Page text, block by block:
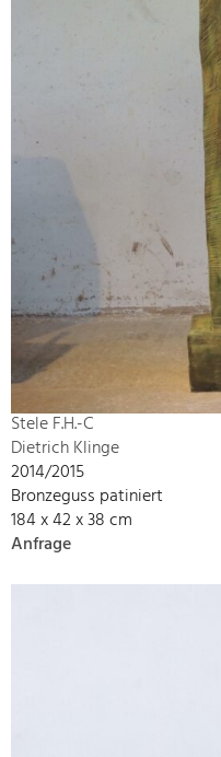
Stele F.H.-C
Dietrich Klinge
2014/2015
Bronzeguss patiniert
184 x 42 x 38 cm
Anfrage